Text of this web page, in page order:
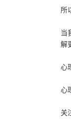
所
当
解
心
心
关